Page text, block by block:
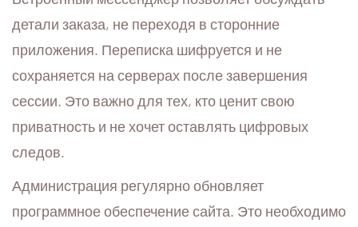
детали заказа, не переходя в сторонние
приложения. Переписка шифруется и не
сохраняется на серверах после завершения
сессии. Это важно для тех, кто ценит свою
приватность и не хочет оставлять цифровых
следов.
Администрация регулярно обновляет
программное обеспечение сайта. Это необходимо